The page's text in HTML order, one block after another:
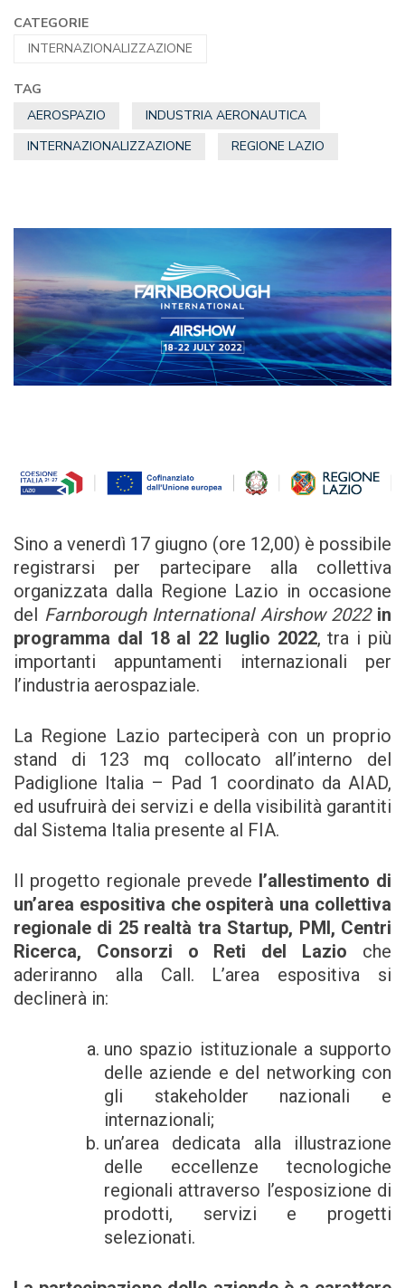
CATEGORIE
INTERNAZIONALIZZAZIONE
TAG
AEROSPAZIO
INDUSTRIA AERONAUTICA
INTERNAZIONALIZZAZIONE
REGIONE LAZIO
Sino a venerdì 17 giugno (ore 12,00) è possibile
registrarsi per partecipare alla collettiva
organizzata dalla Regione Lazio in occasione
del Farnborough International Airshow 2022in
programma dal 18 al 22 luglio 2022, tra i più
importanti appuntamenti internazionali per
l’industria aerospaziale.
La Regione Lazio parteciperà con un proprio
stand di 123 mq collocato all’interno del
Padiglione Italia – Pad 1 coordinato da AIAD,
ed usufruirà dei servizi e della visibilità garantiti
dal Sistema Italia presente al FIA.
Il progetto regionale prevede l’allestimento di
un’area espositiva che ospiterà una collettiva
regionale di 25 realtà tra Startup, PMI, Centri
Ricerca, Consorzi o Reti del Lazio che
aderiranno alla Call. L’area espositiva si
declinerà in:
uno spazio istituzionale a supporto
delle aziende e del networking con
gli stakeholder nazionali e
internazionali;
un’area dedicata alla illustrazione
delle eccellenze tecnologiche
regionali attraverso l’esposizione di
prodotti, servizi e progetti
selezionati.